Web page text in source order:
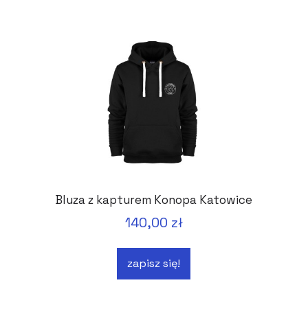
Bluza z kapturem Konopa Katowice
140,00 zł
zapisz się!